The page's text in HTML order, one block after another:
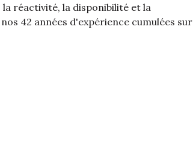
réactivité, la disponibilité et la
42 années d'expérience cumulées sur